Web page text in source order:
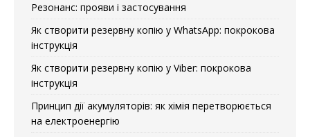
Резонанс: прояви і застосування
Як створити резервну копію у WhatsApp: покрокова
інструкція
Як створити резервну копію у Viber: покрокова
інструкція
Принцип дії акумуляторів: як хімія перетворюється
на електроенергію